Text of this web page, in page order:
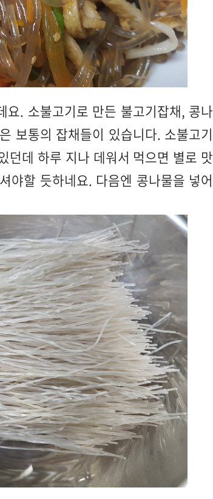
. 소불고기로 만든 불고기잡채, 콩나
보통의 잡채들이 있습니다. 소불고기
던데 하루 지나 데워서 먹으면 별로 맛
야할 듯하네요. 다음엔 콩나물을 넣어